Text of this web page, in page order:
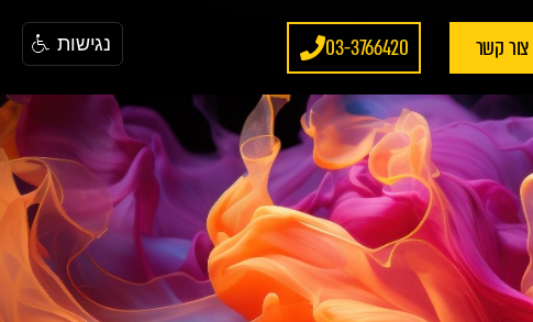
צור קשר 03-3766420 נגישות